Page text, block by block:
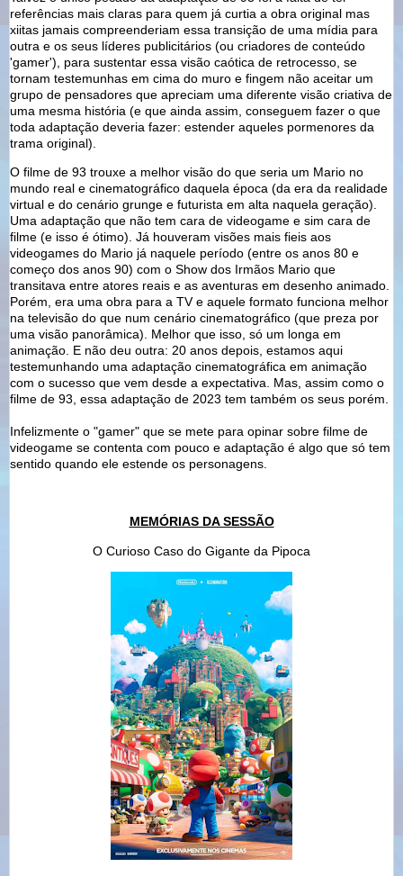
referências mais claras para quem já curtia a obra original mas
xiitas jamais compreenderiam essa transição de uma mídia para
outra e os seus líderes publicitários (ou criadores de conteúdo
'gamer'), para sustentar essa visão caótica de retrocesso, se
tornam testemunhas em cima do muro e fingem não aceitar um
grupo de pensadores que apreciam uma diferente visão criativa de
uma mesma história (e que ainda assim, conseguem fazer o que
toda adaptação deveria fazer: estender aqueles pormenores da
trama original).
O filme de 93 trouxe a melhor visão do que seria um Mario no
mundo real e cinematográfico daquela época (da era da realidade
virtual e do cenário grunge e futurista em alta naquela geração).
Uma adaptação que não tem cara de videogame e sim cara de
filme (e isso é ótimo). Já houveram visões mais fieis aos
videogames do Mario já naquele período (entre os anos 80 e
começo dos anos 90) com o Show dos Irmãos Mario que
transitava entre atores reais e as aventuras em desenho animado.
Porém, era uma obra para a TV e aquele formato funciona melhor
na televisão do que num cenário cinematográfico (que preza por
uma visão panorâmica). Melhor que isso, só um longa em
animação. E não deu outra: 20 anos depois, estamos aqui
testemunhando uma adaptação cinematográfica em animação
com o sucesso que vem desde a expectativa. Mas, assim como o
filme de 93, essa adaptação de 2023 tem também os seus porém.
Infelizmente o "gamer" que se mete para opinar sobre filme de
videogame se contenta com pouco e adaptação é algo que só tem
sentido quando ele estende os personagens.
MEMÓRIAS DA SESSÃO
O Curioso Caso do Gigante da Pipoca